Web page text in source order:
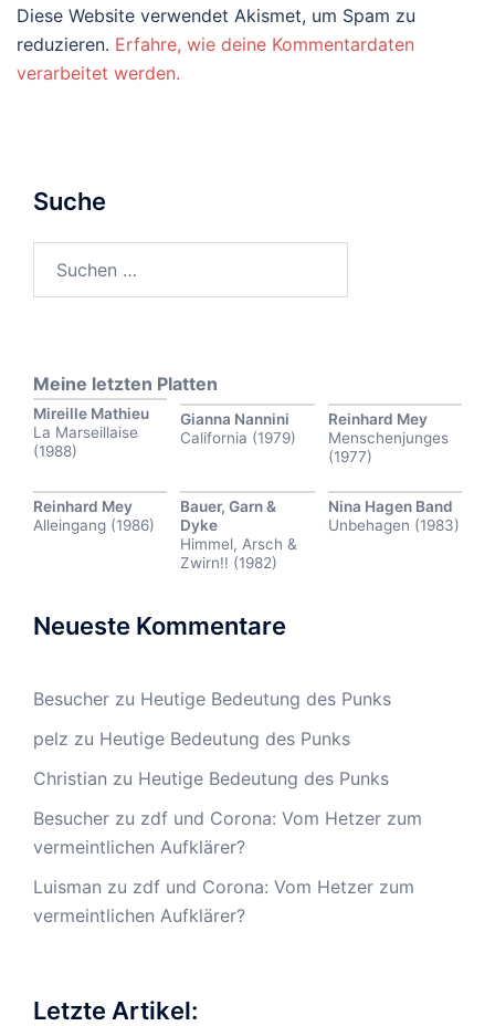
Diese Website verwendet Akismet, um Spam zu
reduzieren. Erfahre, wie deine Kommentardaten
verarbeitet werden.
Suche
nach:
Meine letzten Platten
Mireille Mathieu
La Marseillaise
(1988)
Gianna Nannini
California (1979)
Reinhard Mey
Menschenjunges
(1977)
Reinhard Mey
Alleingang (1986)
Bauer, Garn &
Dyke
Himmel, Arsch &
Zwirn!! (1982)
Nina Hagen Band
Unbehagen (1983)
Neueste Kommentare
Besucher zu Heutige Bedeutung des Punks
pelz zu Heutige Bedeutung des Punks
Christian zu Heutige Bedeutung des Punks
Besucher zu zdf und Corona: Vom Hetzer zum
vermeintlichen Aufklärer?
Luisman zu zdf und Corona: Vom Hetzer zum
vermeintlichen Aufklärer?
Letzte Artikel: